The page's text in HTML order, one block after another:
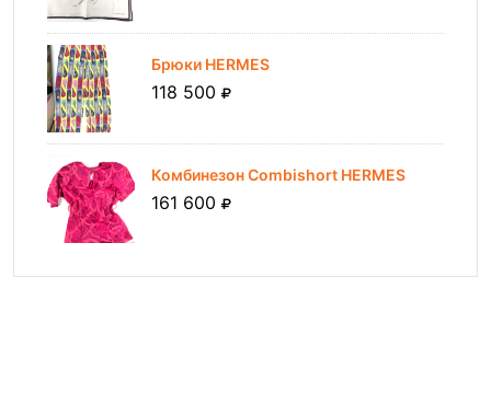
Брюки HERMES
118 500
Комбинезон Combishort HERMES
161 600